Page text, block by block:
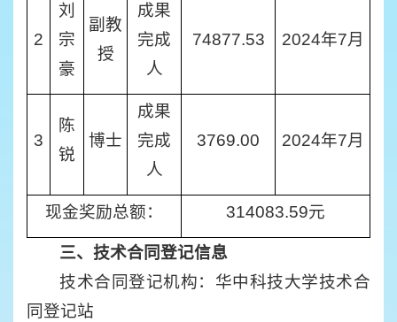
2
刘
宗
豪
副教
授
成果
完成
人
74877.53 2024年7月
3
陈
锐
博士
成果
完成
人
3769.00 2024年7月
现金奖励总额： 314083.59元
三、技术合同登记信息
技术合同登记机构：华中科技大学技术合
同登记站